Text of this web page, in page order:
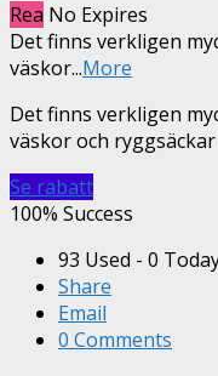
Rea No Expires
Det finns verkligen
väskor...More
Det finns verkligen
väskor och ryggsäckar
Se rabatt
100% Success
93 Used - 0
Share
Email
0 Comments